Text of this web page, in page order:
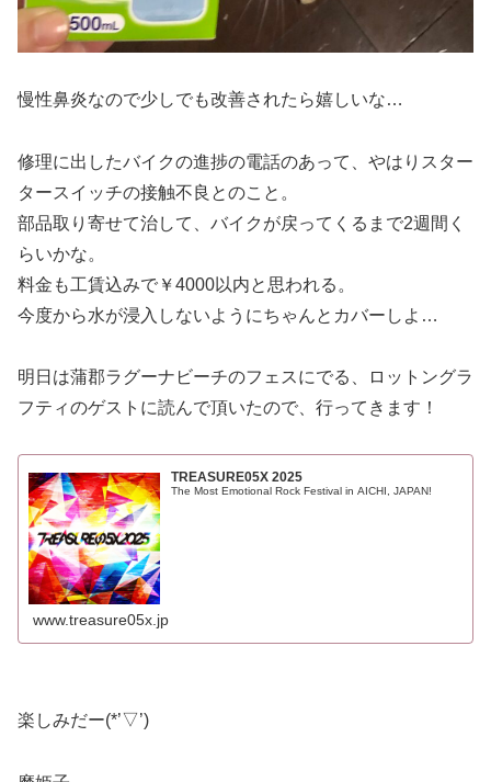
慢性鼻炎なので少しでも改善されたら嬉しいな…
修理に出したバイクの進捗の電話のあって、やはりスター
タースイッチの接触不良とのこと。
部品取り寄せて治して、バイクが戻ってくるまで2週間く
らいかな。
料金も工賃込みで￥4000以内と思われる。
今度から水が浸入しないようにちゃんとカバーしよ…
明日は蒲郡ラグーナビーチのフェスにでる、ロットングラ
フティのゲストに読んで頂いたので、行ってきます！
TREASURE05X 2025
The Most Emotional Rock Festival in AICHI, JAPAN!
www.treasure05x.jp
楽しみだー(*’▽’)